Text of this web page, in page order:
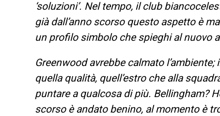
‘soluzioni’. Nel tempo, il club
già dall’anno scorso questo aspetto è
un profilo simbolo che spieghi al nuovo
Greenwood avrebbe calmato
quella qualità, quell’estro che alla
puntare a qualcosa di più. Bellingham?
scorso è andato benino, al momento è